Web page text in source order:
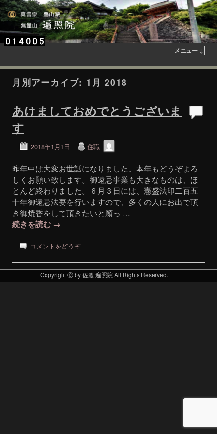
メニュー ↓
月別アーカイブ: 1月 2018
あけましておめでとうございま
す
2018年1月1日 住職
昨年中は大変お世話になりました。本年もどうぞよろ
しくお願い致します。御遠忌事業も大きなものは、ほ
とんど終わりました。６月３日には、憲盛法印二百五
十年御遠忌法要を行いますので、多くの人にお出で頂
き御焼香をして頂きたいと願っ …
続きを読む →
コメントをどうぞ
Copyright Ⓒ by 佐渡 遍照院 All Rights Reserved.